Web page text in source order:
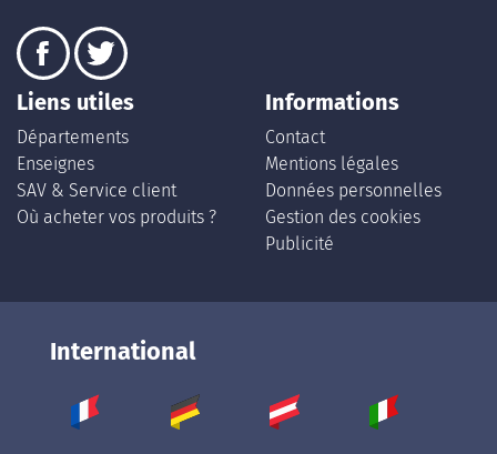
Liens utiles
Départements
Enseignes
SAV & Service client
Où acheter vos produits ?
Informations
Contact
Mentions légales
Données personnelles
Gestion des cookies
Publicité
International